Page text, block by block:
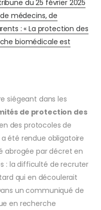
du 25 février 2025
médecins, de
: « La protection des
biomédicale est
siégeant dans les
de protection des
des protocoles de
été rendue obligatoire
abrogée par décret en
: la difficulté de recruter
qui en découlerait
un communiqué de
en recherche